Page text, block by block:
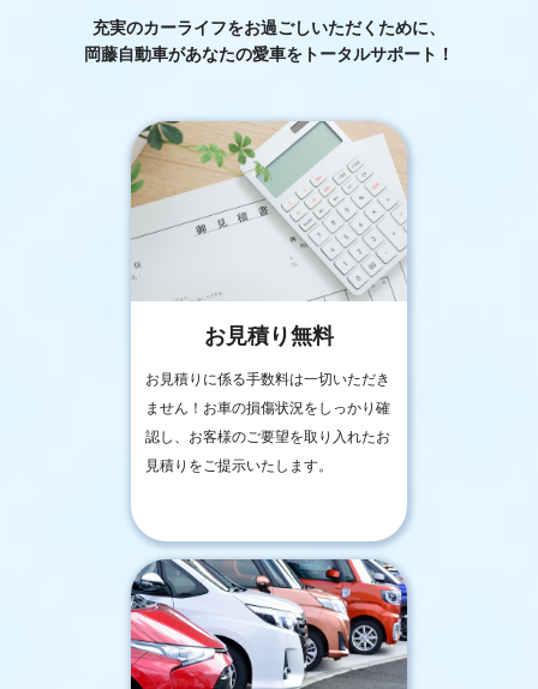
充実のカーライフをお過ごしいただくために、
岡藤自動車があなたの愛車をトータルサポート！
お見積り無料
お見積りに係る手数料は一切いただき
ません！お車の損傷状況をしっかり確
認し、お客様のご要望を取り入れたお
見積りをご提示いたします。